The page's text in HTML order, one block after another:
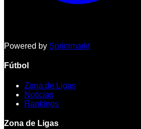
Powered by Sprintmarkt
Fútbol
Zona de Ligas
Noticias
Rankings
Zona de Ligas